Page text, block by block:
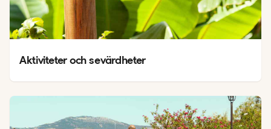
Aktiviteter och sevärdheter